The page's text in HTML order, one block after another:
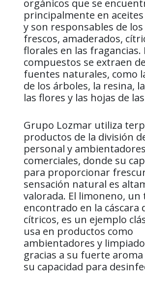
orgánicos que se
principalmente en aceites
y son responsables de
frescos, amaderados,
florales en las fragancias.
compuestos se extraen
fuentes naturales, como
de los árboles, la resina,
las flores y las hojas de
Grupo Lozmar utiliza
productos de la división
personal y ambientadores
comerciales, donde su
para proporcionar
sensación natural es
valorada. El limoneno,
encontrado en la cáscara
cítricos, es un ejemplo
usa en productos como
ambientadores y
gracias a su fuerte
su capacidad para